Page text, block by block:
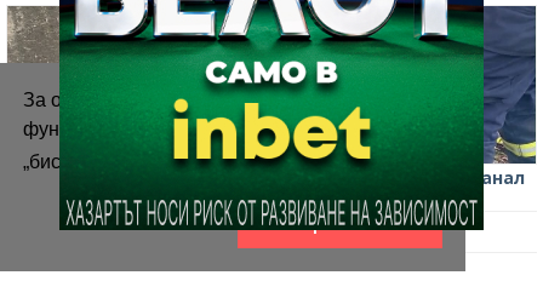
За осигуряване на правилното
функциониране на уебсайта ние използваме
„бисквитки“.
Повече информация
Приемам
Доброто съществува! Спасиха кучета, паднали в канал
в Монтана
14:26 ч. 600 1